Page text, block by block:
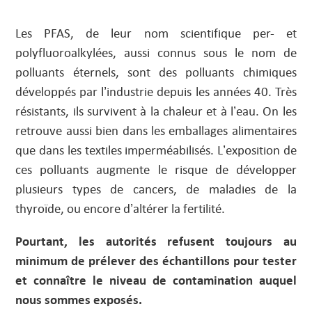
Les PFAS, de leur nom scientifique per- et
polyfluoroalkylées, aussi connus sous le nom de
polluants éternels, sont des polluants chimiques
développés par l’industrie depuis les années 40. Très
résistants, ils survivent à la chaleur et à l’eau. On les
retrouve aussi bien dans les emballages alimentaires
que dans les textiles imperméabilisés. L’exposition de
ces polluants augmente le risque de développer
plusieurs types de cancers, de maladies de la
thyroïde, ou encore d’altérer la fertilité.
Pourtant, les autorités refusent toujours au
minimum de prélever des échantillons pour tester
et connaître le niveau de contamination auquel
nous sommes exposés.